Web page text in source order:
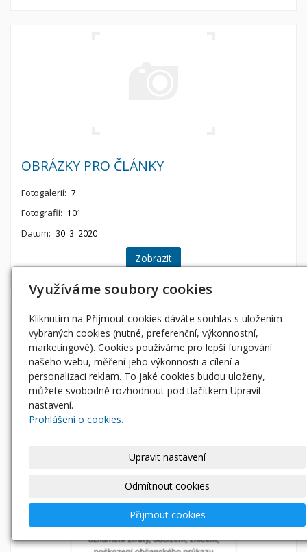
OBRÁZKY PRO ČLÁNKY
Fotogalerií: 7
Fotografií: 101
Datum: 30. 3. 2020
Zobrazit
Využíváme soubory cookies
Kliknutím na Přijmout cookies dáváte souhlas s uložením
vybraných cookies (nutné, preferenční, výkonnostní,
marketingové). Cookies používáme pro lepší fungování
našeho webu, měření jeho výkonnosti a cílení a
personalizaci reklam. To jaké cookies budou uloženy,
můžete svobodně rozhodnout pod tlačítkem Upravit
nastavení.
Prohlášení o cookies.
Upravit nastavení
Odmítnout cookies
Přijmout cookies